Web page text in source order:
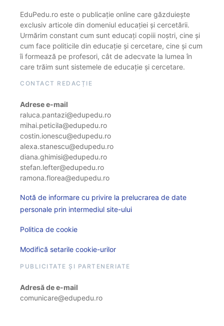
EduPedu.ro este o publicație online care găzduiește
exclusiv articole din domeniul educației și cercetării.
Urmărim constant cum sunt educați copiii noștri, cine și
cum face politicile din educație și cercetare, cine și cum
îi formează pe profesori, cât de adecvate la lumea în
care trăim sunt sistemele de educație și cercetare.
CONTACT REDACȚIE
Adrese e-mail
raluca.pantazi@edupedu.ro
mihai.peticila@edupedu.ro
costin.ionescu@edupedu.ro
alexa.stanescu@edupedu.ro
diana.ghimisi@edupedu.ro
stefan.lefter@edupedu.ro
ramona.florea@edupedu.ro
Notă de informare cu privire la prelucrarea de date
personale prin intermediul site-ului
Politica de cookie
Modifică setarile cookie-urilor
PUBLICITATE ȘI PARTENERIATE
Adresă de e-mail
comunicare@edupedu.ro